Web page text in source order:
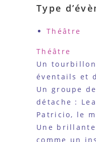
Type
Théâtre
Théâtre
Un
éventails et
Un groupe
détache :
Patricio, le
Une
comme un